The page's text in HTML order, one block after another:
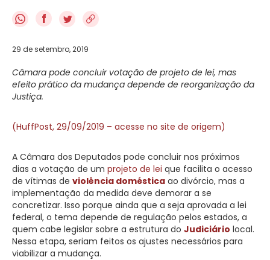
f
29 de setembro, 2019
Câmara pode concluir votação de projeto de lei, mas
efeito prático da mudança depende de reorganização da
Justiça.
(HuffPost, 29/09/2019 – acesse no site de origem)
A Câmara dos Deputados pode concluir nos próximos
dias a votação de um projeto de lei que facilita o acesso
de vítimas de violência doméstica ao divórcio, mas a
implementação da medida deve demorar a se
concretizar. Isso porque ainda que a seja aprovada a lei
federal, o tema depende de regulação pelos estados, a
quem cabe legislar sobre a estrutura do Judiciário local.
Nessa etapa, seriam feitos os ajustes necessários para
viabilizar a mudança.